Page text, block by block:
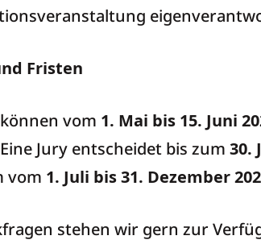
Fristen
vom 1. Mai bis 15. Juni
Jury entscheidet bis zum 30.
vom 1. Juli bis 31. Dezember
stehen wir gern zur